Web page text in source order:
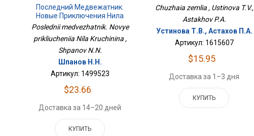
Последний Медвежатник.
Новые Приключения Нила
Кручинина
Poslednii medvezhatnik. Novye
prikliucheniia Nila Kruchinina ,
Shpanov N.N.
Шпанов Н.Н.
Артикул: 1499523
$23.66
Доставка за 14–20 дней
КУПИТЬ
Chuzhaia zemlia , Ustinova T.V.,
Astakhov P.A.
Устинова Т.В., Астахов П.А.
Артикул: 1615607
$15.95
Доставка за 1–3 дня
КУПИТЬ